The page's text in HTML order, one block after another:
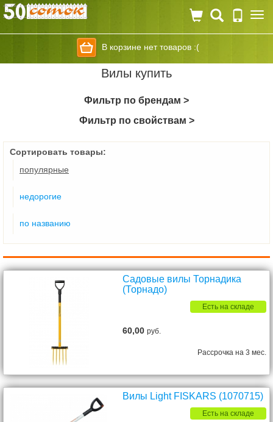
В корзине нет товаров :(
Вилы купить
Фильтр по брендам >
Фильтр по свойствам >
Сортировать товары:
популярные
недорогие
по названию
Садовые вилы Торнадика
(Торнадо)
Есть на складе
60,00руб.
Рассрочка на 3 мес.
Вилы Light FISKARS (1070715)
Есть на складе